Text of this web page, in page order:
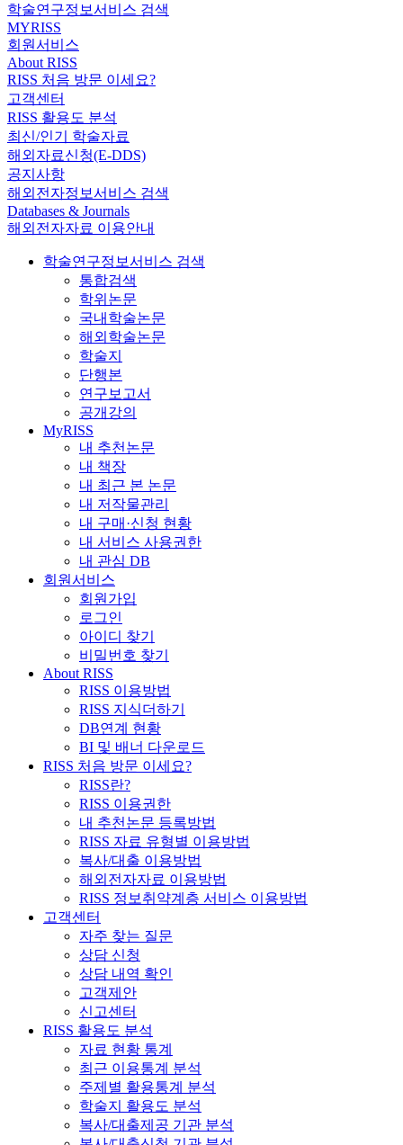
학술연구정보서비스 검색
MYRISS
회원서비스
About RISS
RISS 처음 방문 이세요?
고객센터
RISS 활용도 분석
최신/인기 학술자료
해외자료신청(E-DDS)
공지사항
해외전자정보서비스 검색
Databases & Journals
해외전자자료 이용안내
학술연구정보서비스 검색
통합검색
학위논문
국내학술논문
해외학술논문
학술지
단행본
연구보고서
공개강의
MyRISS
내 추천논문
내 책장
내 최근 본 논문
내 저작물관리
내 구매·신청 현황
내 서비스 사용권한
내 관심 DB
회원서비스
회원가입
로그인
아이디 찾기
비밀번호 찾기
About RISS
RISS 이용방법
RISS 지식더하기
DB연계 현황
BI 및 배너 다운로드
RISS 처음 방문 이세요?
RISS란?
RISS 이용권한
내 추천논문 등록방법
RISS 자료 유형별 이용방법
복사/대출 이용방법
해외전자자료 이용방법
RISS 정보취약계층 서비스 이용방법
고객센터
자주 찾는 질문
상담 신청
상담 내역 확인
고객제안
신고센터
RISS 활용도 분석
자료 현황 통계
최근 이용통계 분석
주제별 활용통계 분석
학술지 활용도 분석
복사/대출제공 기관 분석